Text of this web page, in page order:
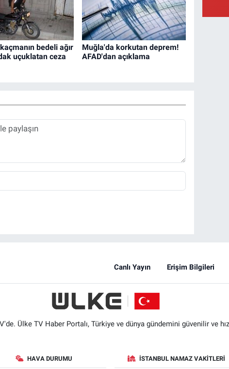
bedeli ağır
uçuklatan ceza
Muğla'da korkutan deprem!
AFAD'dan açıklama
Canlı Yayın Erişim Bilgileri
Ülke TV Haber Portalı, Türkiye ve dünya gündemini güvenilir ve
HAVA DURUMU İSTANBUL NAMAZ VAKITLERI